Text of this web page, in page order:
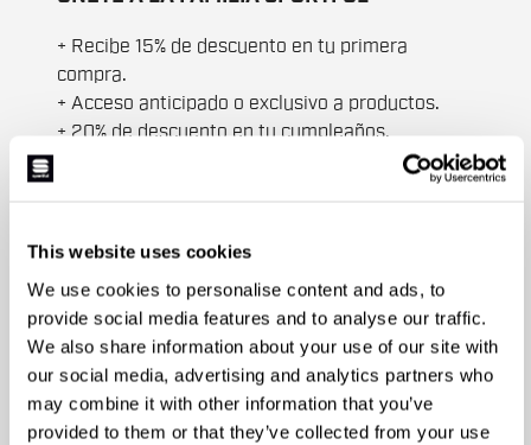
This website uses cookies
We use cookies to personalise content and ads, to
provide social media features and to analyse our traffic.
We also share information about your use of our site with
our social media, advertising and analytics partners who
may combine it with other information that you’ve
provided to them or that they’ve collected from your use
+ Recibe 15% de descuento en tu primera
compra.
+ Acceso anticipado o exclusivo a productos.
+ 20% de descuento en tu cumpleaños.
Apellidos